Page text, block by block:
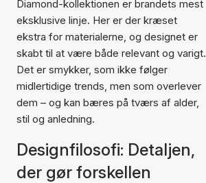
Diamond-kollektionen er brandets mest
eksklusive linje. Her er der kræset
ekstra for materialerne, og designet er
skabt til at være både relevant og varigt.
Det er smykker, som ikke følger
midlertidige trends, men som overlever
dem – og kan bæres på tværs af alder,
stil og anledning.
Designfilosofi: Detaljen,
der gør forskellen